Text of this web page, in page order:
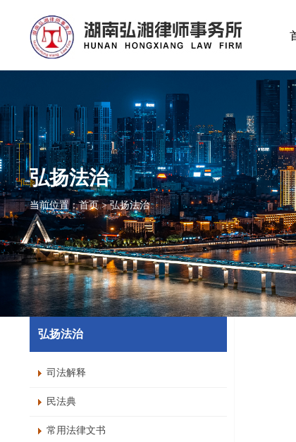
弘扬法治
当前位置：首页 > 弘扬法治
弘扬法治
司法解释
民法典
常用法律文书